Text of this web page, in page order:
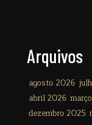
Arquivos
agosto 2026
abril 2026
dezembro 2025